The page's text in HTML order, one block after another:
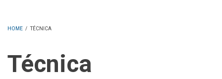
HOME / TÉCNICA
Técnica